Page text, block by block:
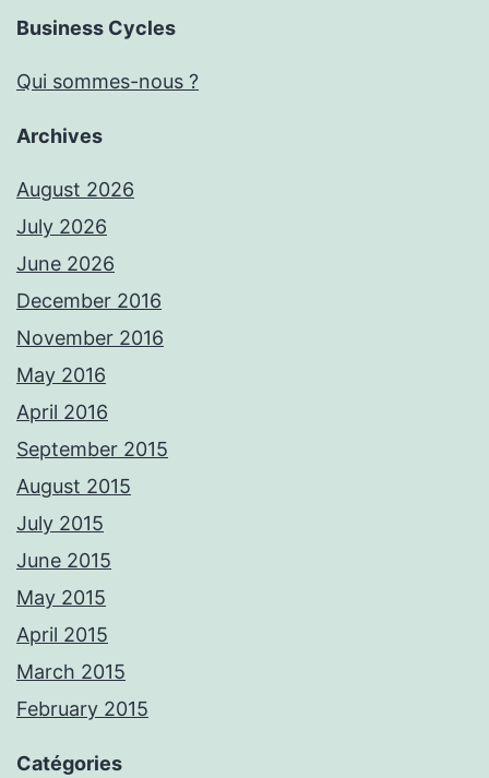
Business Cycles
Qui sommes-nous ?
Archives
August 2026
July 2026
June 2026
December 2016
November 2016
May 2016
April 2016
September 2015
August 2015
July 2015
June 2015
May 2015
April 2015
March 2015
February 2015
Catégories